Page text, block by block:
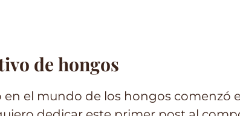
de hongos
en el mundo de los hongos comenzó